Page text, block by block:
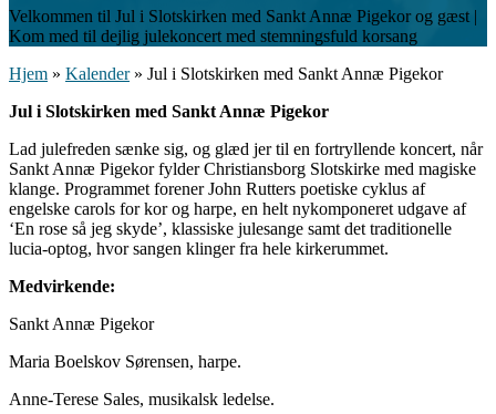
Velkommen til Jul i Slotskirken med Sankt Annæ Pigekor og gæst |
Kom med til dejlig julekoncert med stemningsfuld korsang
Hjem » Kalender» Jul i Slotskirken med Sankt Annæ Pigekor
Jul i Slotskirken med Sankt Annæ Pigekor
Lad julefreden sænke sig, og glæd jer til en fortryllende koncert, når
Sankt Annæ Pigekor fylder Christiansborg Slotskirke med magiske
klange. Programmet forener John Rutters poetiske cyklus af
engelske carols for kor og harpe, en helt nykomponeret udgave af
‘En rose så jeg skyde’, klassiske julesange samt det traditionelle
lucia-optog, hvor sangen klinger fra hele kirkerummet.
Medvirkende:
Sankt Annæ Pigekor
Maria Boelskov Sørensen, harpe.
Anne-Terese Sales, musikalsk ledelse.